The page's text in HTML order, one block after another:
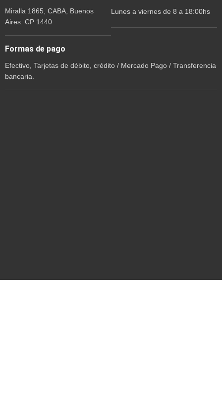
Miralla 1865, CABA, Buenos
Aires. CP 1440
Lunes a viernes de 8 a 18:00hs
Formas de pago
Efectivo, Tarjetas de débito, crédito / Mercado Pago / Transferencia
bancaria.